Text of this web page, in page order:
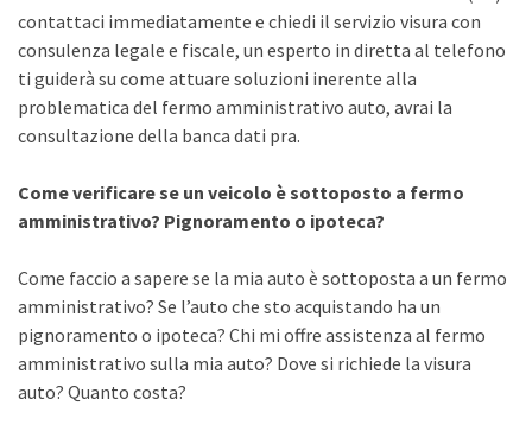
contattaci immediatamente e chiedi il servizio visura con
consulenza legale e fiscale, un esperto in diretta al telefono
ti guiderà su come attuare soluzioni inerente alla
problematica del fermo amministrativo auto, avrai la
consultazione della banca dati pra.
Come verificare se un veicolo è sottoposto a fermo
amministrativo? Pignoramento o ipoteca?
Come faccio a sapere se la mia auto è sottoposta a un fermo
amministrativo? Se l’auto che sto acquistando ha un
pignoramento o ipoteca? Chi mi offre assistenza al fermo
amministrativo sulla mia auto? Dove si richiede la visura
auto? Quanto costa?